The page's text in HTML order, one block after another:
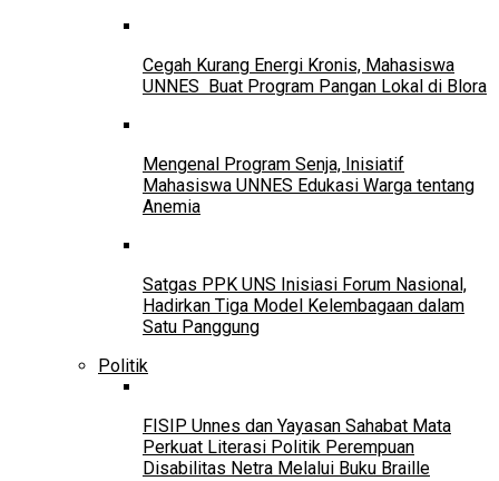
Cegah Kurang Energi Kronis, Mahasiswa
UNNES Buat Program Pangan Lokal di Blora
Mengenal Program Senja, Inisiatif
Mahasiswa UNNES Edukasi Warga tentang
Anemia
Satgas PPK UNS Inisiasi Forum Nasional,
Hadirkan Tiga Model Kelembagaan dalam
Satu Panggung
Politik
FISIP Unnes dan Yayasan Sahabat Mata
Perkuat Literasi Politik Perempuan
Disabilitas Netra Melalui Buku Braille